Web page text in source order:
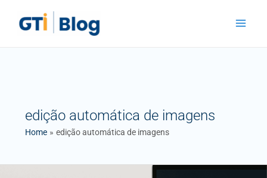
content
edição automática de imagens
Home edição automática de imagens